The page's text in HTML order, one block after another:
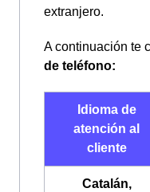
extranjero.
A continuación te
de teléfono:
Idioma de
atención al
cliente
Catalán,